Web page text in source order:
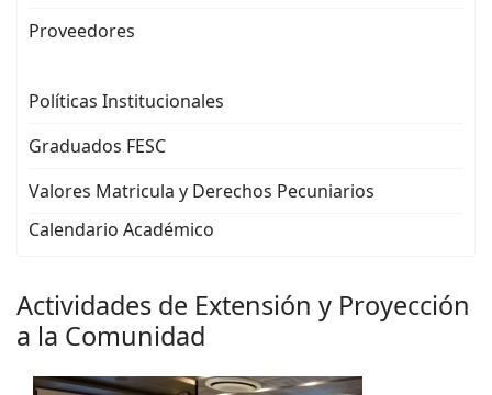
Proveedores
Políticas Institucionales
Graduados FESC
Valores Matricula y Derechos Pecuniarios
Calendario Académico
Actividades de Extensión y Proyección
a la Comunidad